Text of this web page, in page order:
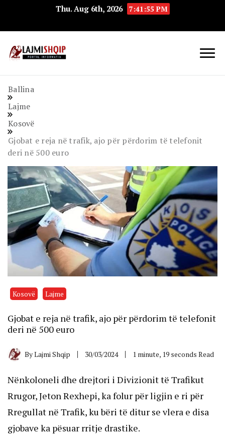
Thu. Aug 6th, 2026 7:41:56 PM
Ballina
Lajme
Kosovë
Gjobat e reja në trafik, ajo për përdorim të telefonit
deri në 500 euro
Kosovë Lajme
Gjobat e reja në trafik, ajo për përdorim të telefonit
deri në 500 euro
ByLajmi Shqip 30/03/2024 1 minute, 19 seconds Read
Nënkoloneli dhe drejtori i Divizionit të Trafikut
Rrugor, Jeton Rexhepi, ka folur për ligjin e ri për
Rregullat në Trafik, ku bëri të ditur se vlera e disa
gjobave ka pësuar rritje drastike.